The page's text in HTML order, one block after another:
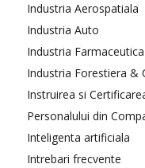
Industria Aerospatiala
Industria Auto
Industria Farmaceutica
Industria Forestiera &
Instruirea si
Personalului din
Inteligenta artificiala
Intrebari frecvente